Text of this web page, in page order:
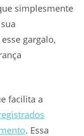
simplesmente
gargalo,
facilita a
. Essa